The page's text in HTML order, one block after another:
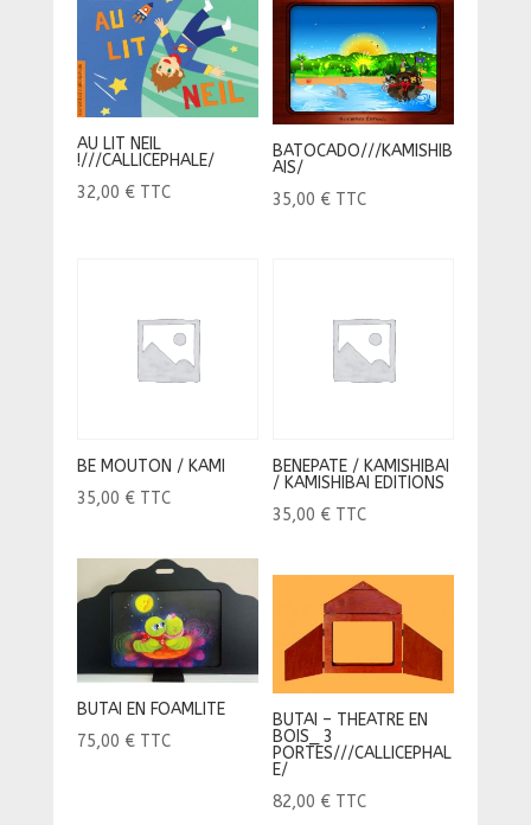
AU LIT NEIL
!///CALLICEPHALE/
32,00 € TTC
BATOCADO///KAMISHIB
AIS/
35,00 € TTC
BE MOUTON / KAMI
35,00 € TTC
BENEPATE / KAMISHIBAI
/ KAMISHIBAI EDITIONS
35,00 € TTC
BUTAI EN FOAMLITE
75,00 € TTC
BUTAI – THEATRE EN
BOIS_ 3
PORTES///CALLICEPHAL
E/
82,00 € TTC